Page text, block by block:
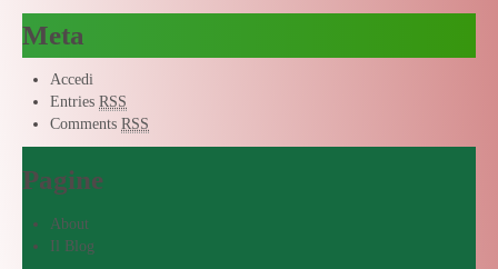
Meta
Accedi
Entries RSS
Comments RSS
Pagine
About
Il Blog